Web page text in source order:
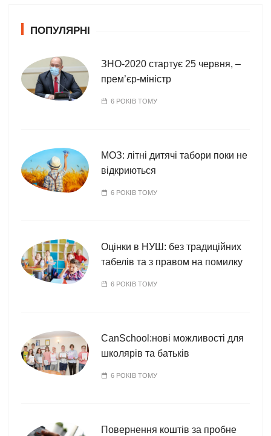
р
ПОПУЛЯРНІ
ЗНО-2020 стартує 25 червня, –
прем’єр-міністр
6 РОКІВ ТОМУ
МОЗ: літні дитячі табори поки не
відкриються
6 РОКІВ ТОМУ
Оцінки в НУШ: без традиційних
табелів та з правом на помилку
6 РОКІВ ТОМУ
CanSchool:нові можливості для
школярів та батьків
6 РОКІВ ТОМУ
Повернення коштів за пробне